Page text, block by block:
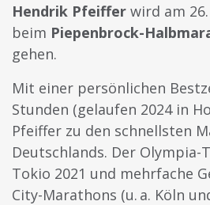
Hendrik Pfeiffer wird am
beim Piepenbrock-
gehen.
Mit einer persönlichen
Stunden (gelaufen 2024 in
Pfeiffer zu den schnellsten
Deutschlands. Der Olympia-
Tokio 2021 und mehrfache
City-Marathons (u. a. Köln